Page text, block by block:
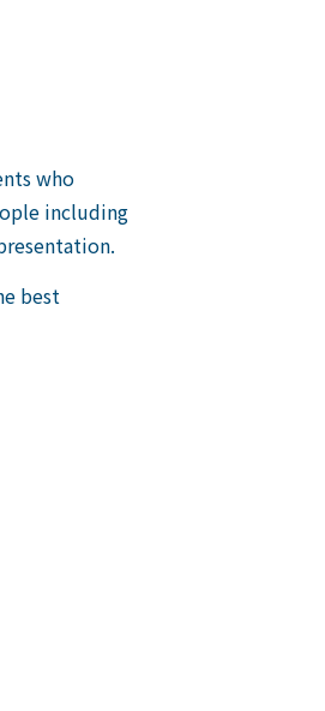
who
including
best